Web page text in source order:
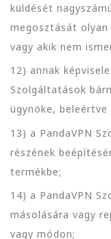
küldését
megosztását olyan
vagy akik nem
12) annak
Szolgáltatások
ügynöke,
13) a PandaVPN
részének
termékbe;
14) a PandaVPN
másolására vagy
vagy módon;